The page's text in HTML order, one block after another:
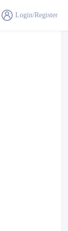
Login/Register